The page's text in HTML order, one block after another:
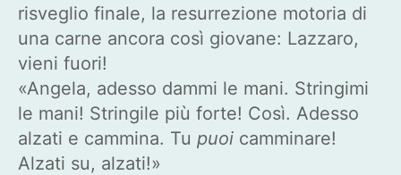
risveglio finale, la resurrezione motoria di
una carne ancora così giovane: Lazzaro,
vieni fuori!
«Angela, adesso dammi le mani. Stringimi
le mani! Stringile più forte! Così. Adesso
alzati e cammina. Tu puoi camminare!
Alzati su, alzati!»